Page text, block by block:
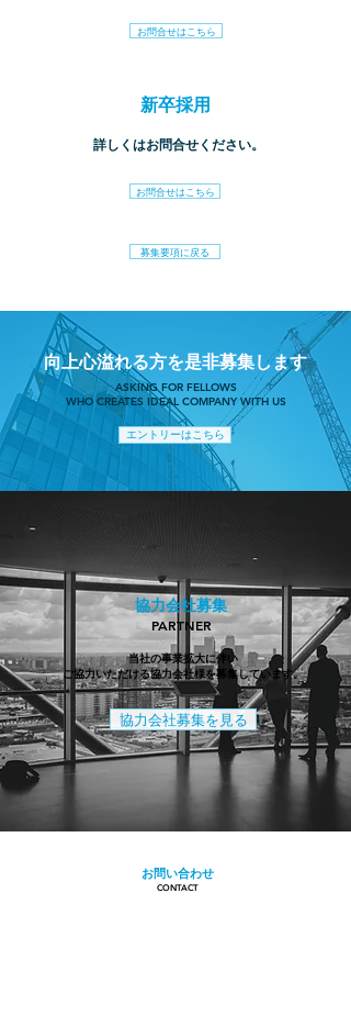
お問合せはこちら
​新卒採用
​詳しくはお問合せください。
お問合せはこちら
募集要項に戻る
​向上心溢れる方を是非募集します
ASKING FOR FELLOWS
WHO CREATES IDEAL COMPANY WITH US
エントリーはこちら
協力会社募集を見る
協力会社募集
PARTNER
当社の事業拡大に伴い
ご協力いただける協力会社様を募集しています。
お問い合わせ
CONTACT